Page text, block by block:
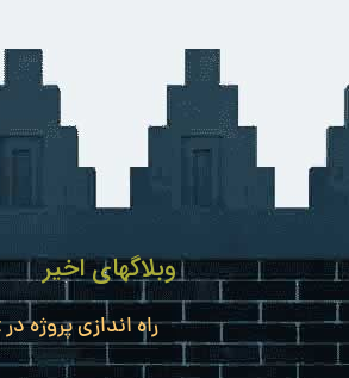
وبلاگهای اخیر
راه اندازی پروژه در Revit